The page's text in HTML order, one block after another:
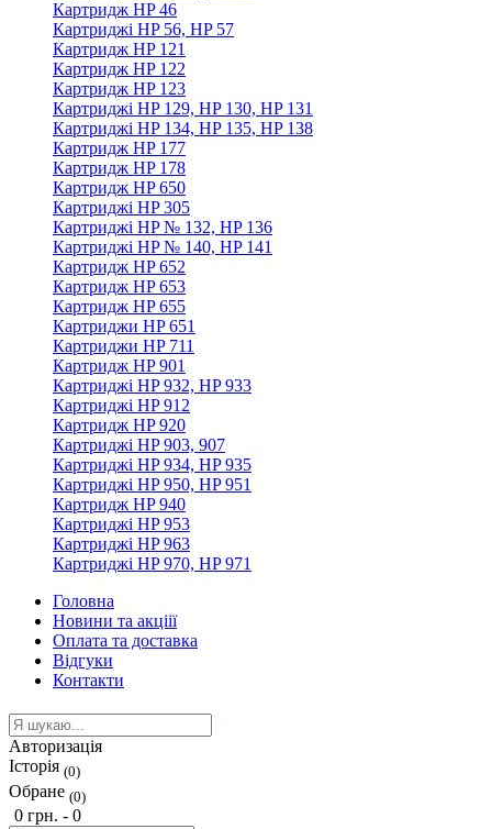
Картридж HP 46
Картриджі HP 56, HP 57
Картридж HP 121
Картридж HP 122
Картридж HP 123
Картриджі HP 129, HP 130, HP 131
Картриджі HP 134, HP 135, HP 138
Картридж HP 177
Картридж HP 178
Картридж HP 650
Картриджі HP 305
Картриджі HP № 132, HP 136
Картриджі HP № 140, HP 141
Картридж HP 652
Картридж HP 653
Картридж HP 655
Картриджи HP 651
Картриджи HP 711
Картридж HP 901
Картриджі HP 932, HP 933
Картриджі HP 912
Картридж HP 920
Картриджі HP 903, 907
Картриджі HP 934, HP 935
Картриджі HP 950, HP 951
Картридж HP 940
Картриджі HP 953
Картриджі HP 963
Картриджі HP 970, HP 971
Головна
Новини та акціії
Оплата та доставка
Відгуки
Контакти
Авторизація
Історія (0)
Обране (0)
0 грн. - 0